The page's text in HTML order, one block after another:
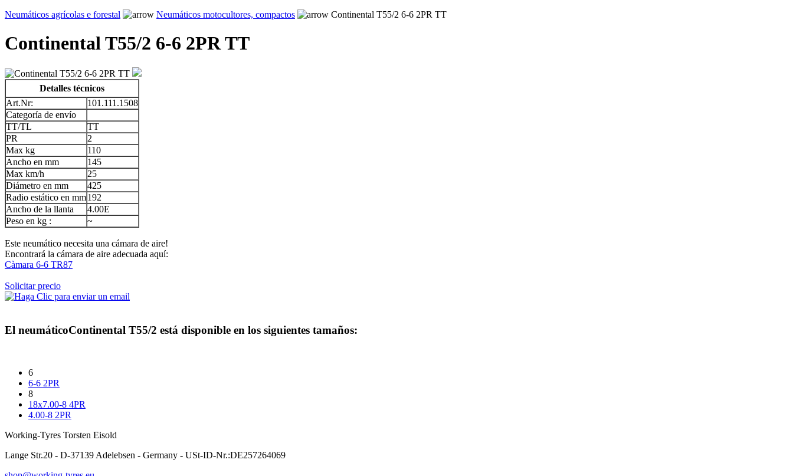
Neumáticos agrícolas e forestal
Neumáticos motocultores, compactos Continental T55/2 6-6 2PR TT
Continental T55/2 6-6 2PR TT
Detalles técnicos
Art.Nr:
101.111.1508
Categoría de envío
TT/TL
TT
PR
2
Max kg
110
Ancho en mm
145
Max km/h
25
Diámetro en mm
425
Radio estático en mm192
Ancho de la llanta
4.00E
Peso en kg :
~
Este neumático necesita una cámara de aire!
Encontrará la cámara de aire adecuada aquí:
Càmara 6-6 TR87
Solicitar precio
El neumáticoContinental T55/2 está disponible en los siguientes tamaños:
6
6-6 2PR
8
18x7.00-8 4PR
4.00-8 2PR
Working-Tyres Torsten Eisold
Lange Str.20 - D-37139 Adelebsen - Germany - USt-ID-Nr.:DE257264069